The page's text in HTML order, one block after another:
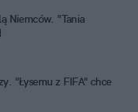
Niemców. "Tania
"Łysemu z FIFA" chce